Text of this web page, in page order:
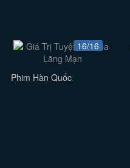
16/16
Phim Hàn Quốc